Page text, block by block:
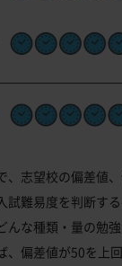
、志望校の偏差値
難易度を判断する
んな種類・量の勉
、偏差値が50を上